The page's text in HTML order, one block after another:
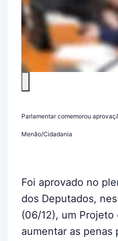
Parlamentar comemorou
Menão/Cidadania
Foi aprovado no
dos Deputados,
(06/12), um Projeto
aumentar as penas